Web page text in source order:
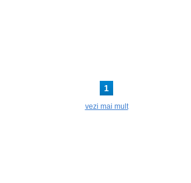
1
vezi mai mult